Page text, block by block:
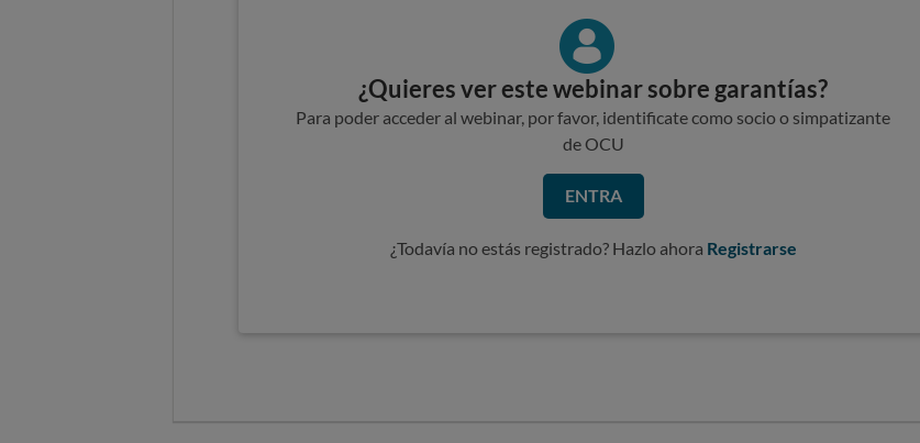
¿Quieres ver este webinar sobre garantías?
Para poder acceder al webinar, por favor, identificate como socio o simpatizante
de OCU
ENTRA
¿Todavía no estás registrado? Hazlo ahora Registrarse